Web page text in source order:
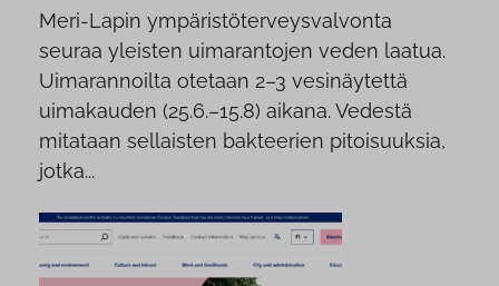
Meri-Lapin ympäristöterveysvalvonta
seuraa yleisten uimarantojen veden laatua.
Uimarannoilta otetaan 2–3 vesinäytettä
uimakauden (25.6.–15.8) aikana. Vedestä
mitataan sellaisten bakteerien pitoisuuksia,
jotka...